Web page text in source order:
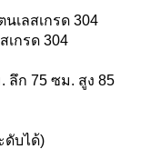
เลสเกรด 304
เกรด 304
ลึก 75 ซม. สูง 85
ดับได้)